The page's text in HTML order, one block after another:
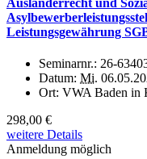
Leistungsgewährung
Seminarnr.: 26-
Datum: Mi.
Ort: VWA Baden in
298,00 €
weitere Details
Anmeldung möglich